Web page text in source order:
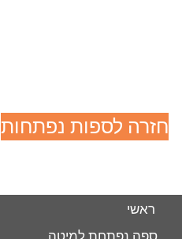
חזרה לספות נפתחות
ראשי
ספה נפתחת למיטה